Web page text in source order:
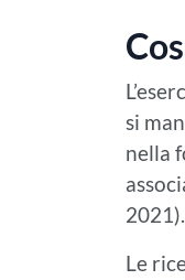
si
nella
2021).
Le